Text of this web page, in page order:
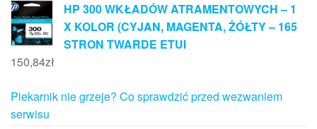
HP 300 WKŁADÓW ATRAMENTOWYCH – 1
X KOLOR (CYJAN, MAGENTA, ŻÓŁTY – 165
STRON TWARDE ETUI
150,84zł
Piekarnik nie grzeje? Co sprawdzić przed wezwaniem
serwisu